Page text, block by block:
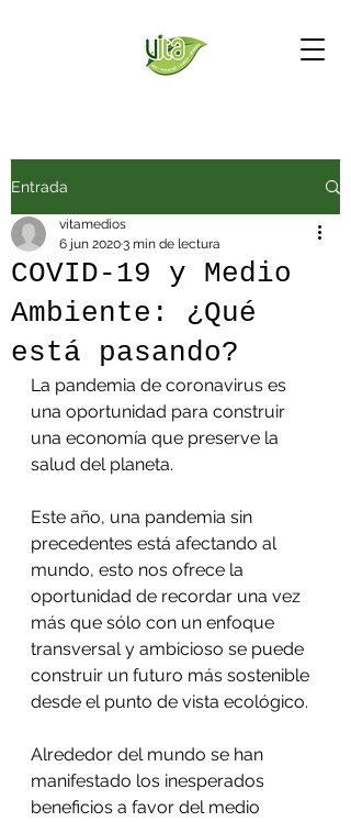
Entrada
COVID-19 y Medio
Ambiente: ¿Qué
está pasando?
vitamedios
6 jun 20203 min de lectura
La pandemia de coronavirus es
una oportunidad para construir
una economía que preserve la
salud del planeta.
Este año, una pandemia sin
precedentes está afectando al
mundo, esto nos ofrece la
oportunidad de recordar una vez
más que sólo con un enfoque
transversal y ambicioso se puede
construir un futuro más sostenible
desde el punto de vista ecológico.
Alrededor del mundo se han
manifestado los inesperados
beneficios a favor del medio